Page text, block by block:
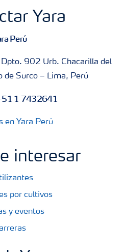
Yara
Perú
902 Urb. Chacarilla del
de Surco – Lima, Perú
1 7432641
en Yara Perú
interesar
por cultivos
y eventos